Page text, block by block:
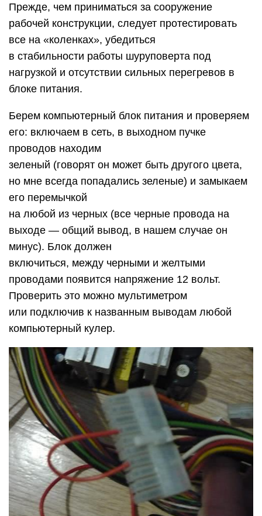
Прежде, чем приниматься за сооружение
рабочей конструкции, следует протестировать
все на «коленках», убедиться
в стабильности работы шуруповерта под
нагрузкой и отсутствии сильных перегревов в
блоке питания.
Берем компьютерный блок питания и проверяем
его: включаем в сеть, в выходном пучке
проводов находим
зеленый (говорят он может быть другого цвета,
но мне всегда попадались зеленые) и замыкаем
его перемычкой
на любой из черных (все черные провода на
выходе — общий вывод, в нашем случае он
минус). Блок должен
включиться, между черными и желтыми
проводами появится напряжение 12 вольт.
Проверить это можно мультиметром
или подключив к названным выводам любой
компьютерный кулер.